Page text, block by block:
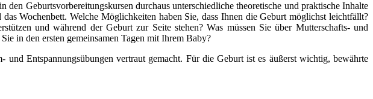
Geburtsvorbereitungskursen durchaus unterschiedliche theoretische und praktische Inhalte
Wochenbett. Welche Möglichkeiten haben Sie, dass Ihnen die Geburt möglichst leichtfällt?
und während der Geburt zur Seite stehen? Was müssen Sie über Mutterschafts- und
in den ersten gemeinsamen Tagen mit Ihrem Baby?
Entspannungsübungen vertraut gemacht. Für die Geburt ist es äußerst wichtig, bewährte